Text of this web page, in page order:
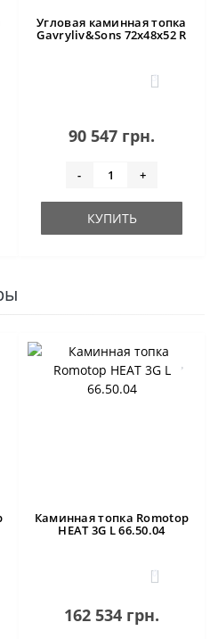
Угловая каминная топка
Gavryliv&Sons 72x48x52 R
3
90 547 грн.
- +
КУПИТЬ
Каминная топка Romotop
HEAT 3G L 66.50.04
0
162 534 грн.